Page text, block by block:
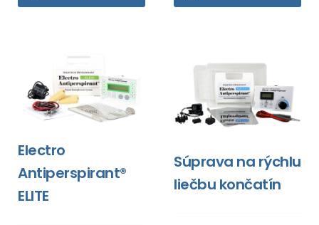
Electro
Antiperspirant®
ELITE
Súprava na rýchlu
liečbu končatín